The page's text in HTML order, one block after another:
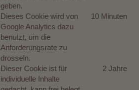
geben.
Dieses Cookie wird von
Google Analytics dazu
benutzt, um die
Anforderungsrate zu
drosseln.
10 Minuten
Dieser Cookie ist für
individuelle Inhalte
2 Jahre